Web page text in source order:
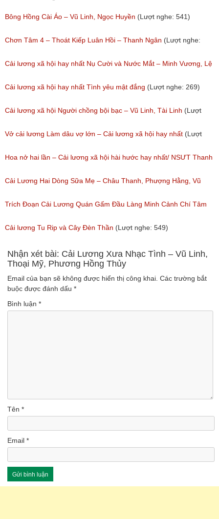
Bông Hồng Cài Áo – Vũ Linh, Ngọc Huyền (Lượt nghe: 541)
Chơn Tâm 4 – Thoát Kiếp Luân Hồi – Thanh Ngân (Lượt nghe:
267)
Cải lương xã hội hay nhất Nụ Cười và Nước Mắt – Minh Vương, Lệ
Thủy
(Lượt nghe: 776)
Cải lương xã hội hay nhất Tình yêu mật đắng (Lượt nghe: 269)
Cải lương xã hội Người chồng bội bạc – Vũ Linh, Tài Linh (Lượt
nghe: 473)
Vở cải lương Làm dâu vợ lớn – Cải lương xã hội hay nhất (Lượt
nghe: 383)
Hoa nở hai lần – Cải lương xã hội hài hước hay nhất/ NSƯT Thanh
Ngân, NSƯT Vũ Linh
(Lượt nghe: 191)
Cải Lương Hai Dòng Sữa Mẹ – Châu Thanh, Phượng Hằng, Vũ
Minh Vương, Linh Vương, Phương Hồng Thủy
(Lượt nghe: 609)
Trích Đoạn Cải Lương Quán Gấm Đầu Làng Minh Cảnh Chí Tâm
(Lượt nghe: 285)
Cải lương Tu Rip và Cây Đèn Thần (Lượt nghe: 549)
Nhận xét bài: Cải Lương Xưa Nhạc Tình – Vũ Linh,
Thoại Mỹ, Phương Hồng Thủy
Email của bạn sẽ không được hiển thị công khai. Các trường bắt
buộc được đánh dấu *
Bình luận *
Tên *
Email *